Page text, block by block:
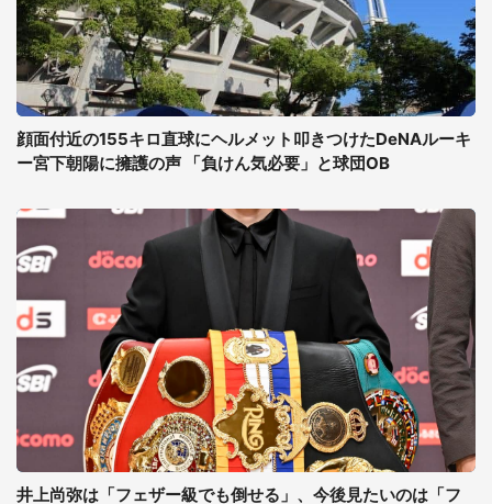
顔面付近の155キロ直球にヘルメット叩きつけたDeNAルーキ
ー宮下朝陽に擁護の声 「負けん気必要」と球団OB
井上尚弥は「フェザー級でも倒せる」、今後見たいのは「フ